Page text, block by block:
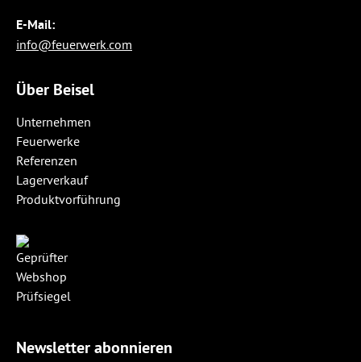
E-Mail:
info@feuerwerk.com
Über Beisel
Unternehmen
Feuerwerke
Referenzen
Lagerverkauf
Produktvorführung
Newsletter abonnieren